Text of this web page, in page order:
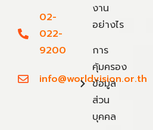
02-
022-
9200
info@worldvision.or.th
งาน
อย่างไร
การ
คุ้มครอง
ข้อมูล
ส่วน
บุคคล